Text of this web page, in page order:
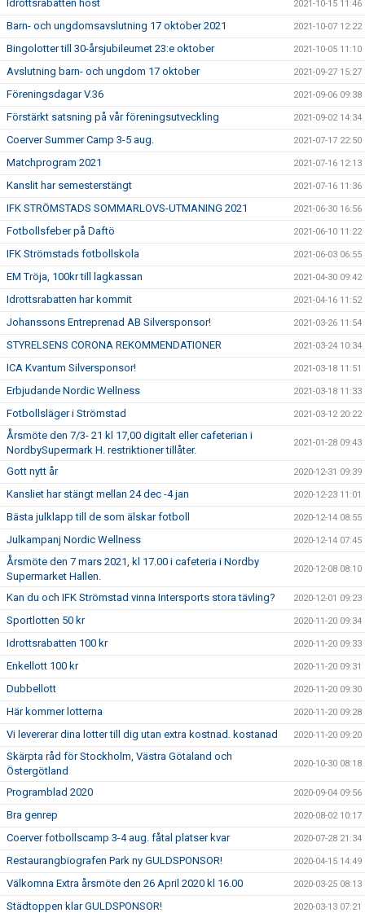
Idrottsrabatten höst 2021-10-15 11:46
Barn- och ungdomsavslutning 17 oktober 2021 2021-10-07 12:22
Bingolotter till 30-årsjubileumet 23:e oktober 2021-10-05 11:10
Avslutning barn- och ungdom 17 oktober 2021-09-27 15:27
Föreningsdagar V.36 2021-09-06 09:38
Förstärkt satsning på vår föreningsutveckling 2021-09-02 14:34
Coerver Summer Camp 3-5 aug. 2021-07-17 22:50
Matchprogram 2021 2021-07-16 12:13
Kanslit har semesterstängt 2021-07-16 11:36
IFK STRÖMSTADS SOMMARLOVS-UTMANING 2021 2021-06-30 16:56
Fotbollsfeber på Daftö 2021-06-10 11:22
IFK Strömstads fotbollskola 2021-06-03 06:55
EM Tröja, 100kr till lagkassan 2021-04-30 09:42
Idrottsrabatten har kommit 2021-04-16 11:52
Johanssons Entreprenad AB Silversponsor! 2021-03-26 11:54
STYRELSENS CORONA REKOMMENDATIONER 2021-03-24 10:34
ICA Kvantum Silversponsor! 2021-03-18 11:51
Erbjudande Nordic Wellness 2021-03-18 11:33
Fotbollsläger i Strömstad 2021-03-12 20:22
Årsmöte den 7/3- 21 kl 17,00 digitalt eller cafeterian i
NordbySupermark H. restriktioner tillåter.
2021-01-28 09:43
Gott nytt år 2020-12-31 09:39
Kansliet har stängt mellan 24 dec -4 jan 2020-12-23 11:01
Bästa julklapp till de som älskar fotboll 2020-12-14 08:55
Julkampanj Nordic Wellness 2020-12-14 07:45
Årsmöte den 7 mars 2021, kl 17.00 i cafeteria i Nordby
Supermarket Hallen.
2020-12-08 08:10
Kan du och IFK Strömstad vinna Intersports stora tävling? 2020-12-01 09:23
Sportlotten 50 kr 2020-11-20 09:34
Idrottsrabatten 100 kr 2020-11-20 09:33
Enkellott 100 kr 2020-11-20 09:31
Dubbellott 2020-11-20 09:30
Här kommer lotterna 2020-11-20 09:28
Vi levererar dina lotter till dig utan extra kostnad. kostanad 2020-11-20 09:20
Skärpta råd för Stockholm, Västra Götaland och
Östergötland
2020-10-30 08:18
Programblad 2020 2020-09-04 09:56
Bra genrep 2020-08-02 10:17
Coerver fotbollscamp 3-4 aug. fåtal platser kvar 2020-07-28 21:34
Restaurangbiografen Park ny GULDSPONSOR! 2020-04-15 14:49
Välkomna Extra årsmöte den 26 April 2020 kl 16.00 2020-03-25 08:13
Städtoppen klar GULDSPONSOR! 2020-03-13 07:21